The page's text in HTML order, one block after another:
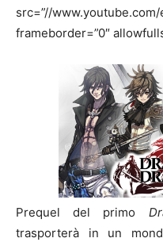
src=”//
frameborder=”0″
Prequel del primo
trasporterà in un